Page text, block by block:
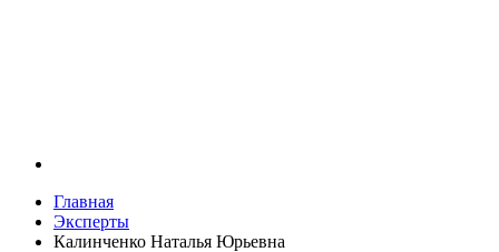
Главная
Эксперты
Калинченко Наталья Юрьевна